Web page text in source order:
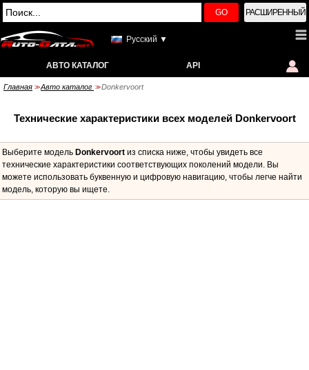
GO РАСШИРЕННЫЙ
Русский ▼
АВТО КАТАЛОГ API
Главная >> Авто каталог >> Donkervoort
Технические характеристики всех моделей Donkervoort
Выберите модель Donkervoort из списка ниже, чтобы увидеть все
технические характеристики соответствующих поколений модели. Вы
можете использовать буквенную и цифровую навигацию, чтобы легче найти
модель, которую вы ищете.